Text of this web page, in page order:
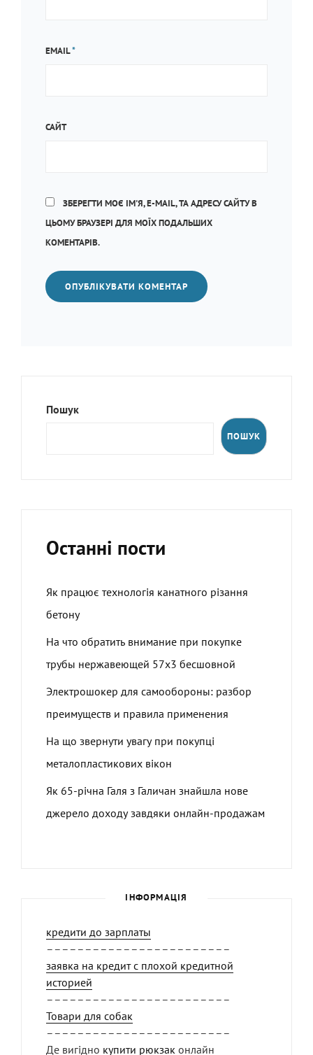
EMAIL*
САЙТ
ЗБЕРЕГТИ МОЄ ІМ'Я, E-MAIL, ТА АДРЕСУ САЙТУ В
ЦЬОМУ БРАУЗЕРІ ДЛЯ МОЇХ ПОДАЛЬШИХ
КОМЕНТАРІВ.
Пошук
ПОШУК
Останні пости
Як працює технологія канатного різання
бетону
На что обратить внимание при покупке
трубы нержавеющей 57х3 бесшовной
Электрошокер для самообороны: разбор
преимуществ и правила применения
На що звернути увагу при покупці
металопластикових вікон
Як 65-річна Галя з Галичан знайшла нове
джерело доходу завдяки онлайн-продажам
ІНФОРМАЦІЯ
кредити до зарплаты
––––––––––––––––––––––––
заявка на кредит с плохой кредитной
историей
––––––––––––––––––––––––
Товари для собак
––––––––––––––––––––––––
Де вигідно купити рюкзак онлайн